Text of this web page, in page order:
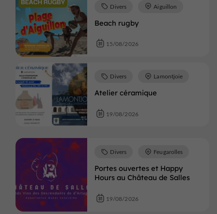
Beach rugby
Divers Aiguillon
15/08/2026
Atelier céramique
Divers Lamontjoie
19/08/2026
Portes ouvertes et Happy
Hours au Château de Salles
Divers Feugarolles
19/08/2026